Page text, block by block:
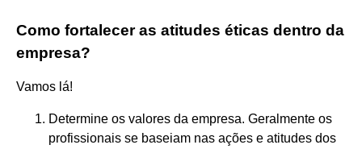
Como fortalecer as atitudes éticas dentro da
empresa?
Vamos lá!
Determine os valores da empresa. Geralmente os
profissionais se baseiam nas ações e atitudes dos